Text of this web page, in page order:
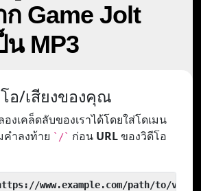
ก Game Jolt
น MP3
อ/เสียงของคุณ
งเคล็ดลับของเราได้โดยใส่โดเมน
คำลงท้าย `/` ก่อน URLของวิดีโอ
www.example.com/path/to/video